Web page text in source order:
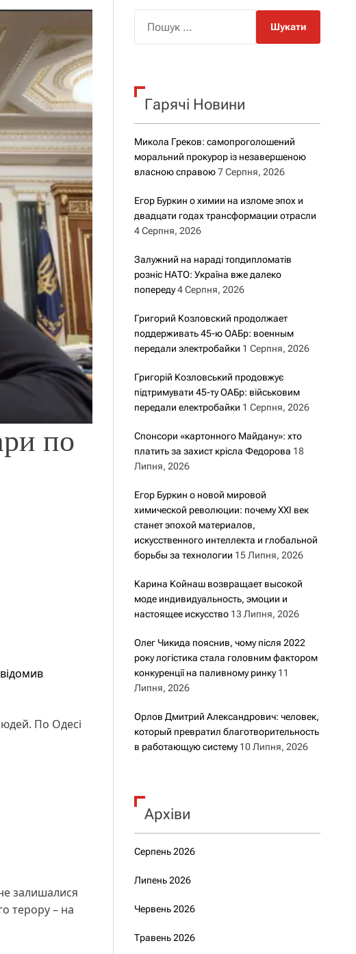
о
у
по
По Одесі
залишалися
терору – на
к
Гарячі Новини
Микола Греков: самопроголошений
моральний прокурор із незавершеною
власною справою 7 Серпня, 2026
Егор Буркин о химии на изломе эпох и
двадцати годах трансформации отрасли
4 Серпня, 2026
Залужний на нараді топдипломатів
розніс НАТО: Україна вже далеко
попереду 4 Серпня, 2026
Григорий Козловский продолжает
поддерживать 45-ю ОАБр: военным
передали электробайки 1 Серпня, 2026
Григорій Козловський продовжує
підтримувати 45-ту ОАБр: військовим
передали електробайки 1 Серпня, 2026
Спонсори «картонного Майдану»: хто
платить за захист крісла Федорова 18
Липня, 2026
Егор Буркин о новой мировой
химической революции: почему XXI век
станет эпохой материалов,
искусственного интеллекта и глобальной
борьбы за технологии 15 Липня, 2026
Карина Койнаш возвращает высокой
моде индивидуальность, эмоции и
настоящее искусство 13 Липня, 2026
Олег Чикида пояснив, чому після 2022
року логістика стала головним фактором
конкуренції на паливному ринку 11
Липня, 2026
Орлов Дмитрий Александрович: человек,
который превратил благотворительность
в работающую систему 10 Липня, 2026
Архіви
Серпень 2026
Липень 2026
Червень 2026
Травень 2026